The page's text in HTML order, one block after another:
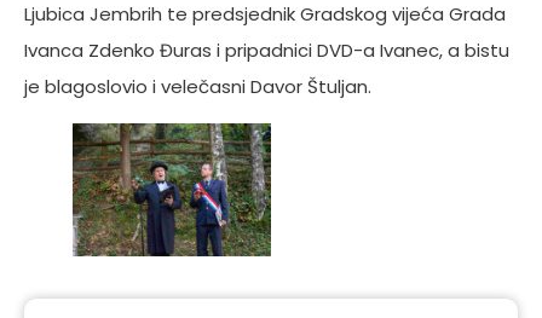
Ljubica Jembrih te predsjednik Gradskog vijeća Grada
Ivanca Zdenko Đuras i pripadnici DVD-a Ivanec, a bistu
je blagoslovio i velečasni Davor Štuljan.